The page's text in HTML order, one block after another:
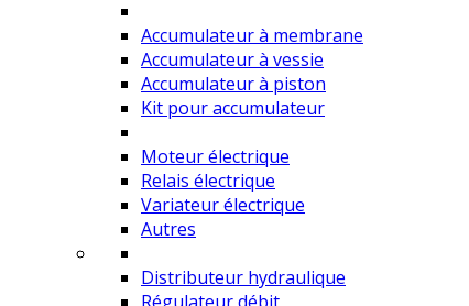
Accumulateur à membrane
Accumulateur à vessie
Accumulateur à piston
Kit pour accumulateur
Moteur électrique
Relais électrique
Variateur électrique
Autres
Distributeur hydraulique